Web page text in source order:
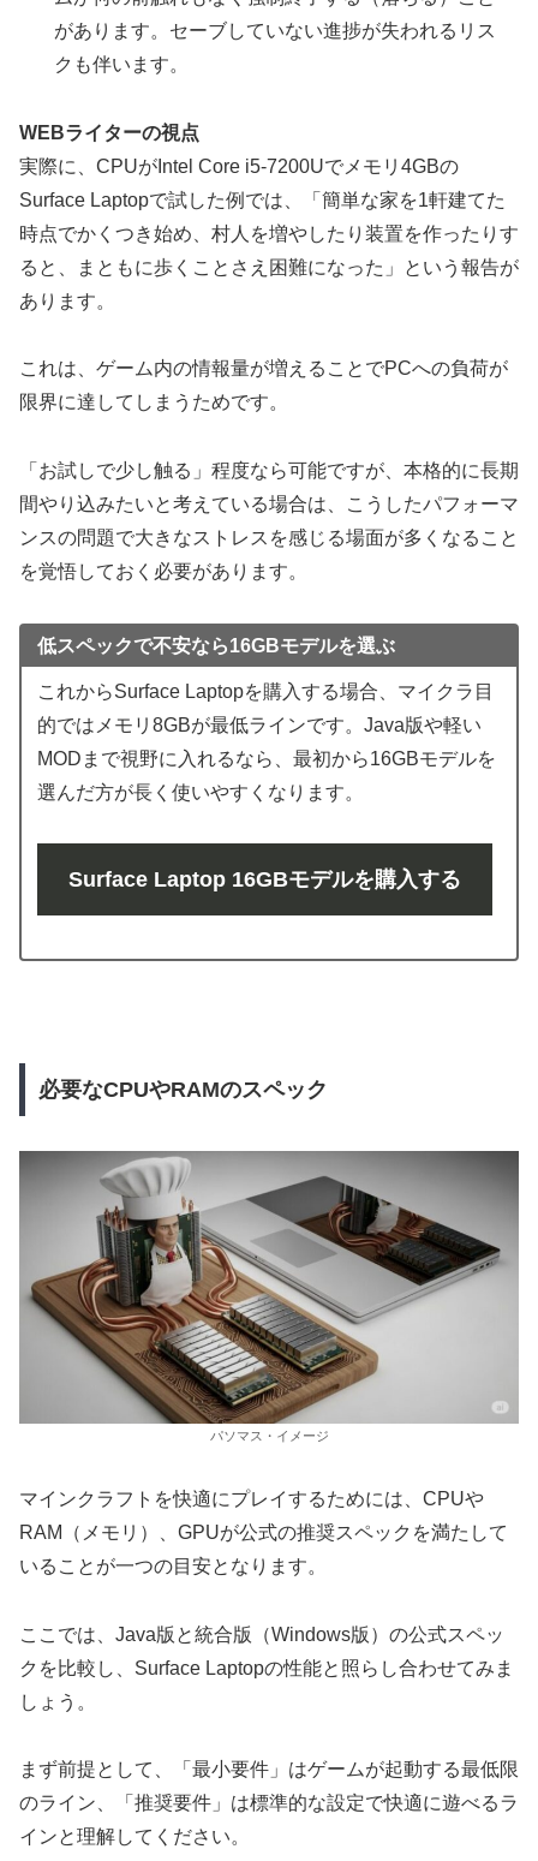
があります。セーブしていない進捗が失われるリス
クも伴います。
WEBライターの視点
実際に、CPUがIntel Core i5-7200Uでメモリ4GBの
Surface Laptopで試した例では、「簡単な家を1軒建てた
時点でかくつき始め、村人を増やしたり装置を作ったりす
ると、まともに歩くことさえ困難になった」という報告が
あります。
これは、ゲーム内の情報量が増えることでPCへの負荷が
限界に達してしまうためです。
「お試しで少し触る」程度なら可能ですが、本格的に長期
間やり込みたいと考えている場合は、こうしたパフォーマ
ンスの問題で大きなストレスを感じる場面が多くなること
を覚悟しておく必要があります。
低スペックで不安なら16GBモデルを選ぶ
これからSurface Laptopを購入する場合、マイクラ目
的ではメモリ8GBが最低ラインです。Java版や軽い
MODまで視野に入れるなら、最初から16GBモデルを
選んだ方が長く使いやすくなります。
Surface Laptop 16GBモデルを購入する
必要なCPUやRAMのスペック
パソマス・イメージ
マインクラフトを快適にプレイするためには、CPUや
RAM（メモリ）、GPUが公式の推奨スペックを満たして
いることが一つの目安となります。
ここでは、Java版と統合版（Windows版）の公式スペッ
クを比較し、Surface Laptopの性能と照らし合わせてみま
しょう。
まず前提として、「最小要件」はゲームが起動する最低限
のライン、「推奨要件」は標準的な設定で快適に遊べるラ
インと理解してください。